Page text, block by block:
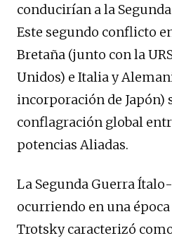
conducirían a la
Este segundo conflicto
Bretaña (junto con la
Unidos) e Italia y
incorporación de Japón)
conflagración global
potencias Aliadas.
La Segunda Guerra
ocurriendo en una
Trotsky caracterizó